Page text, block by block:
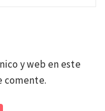
y web en este
comente.